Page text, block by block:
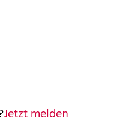
Jetzt melden